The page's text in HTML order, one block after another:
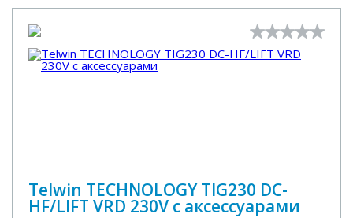
Telwin TECHNOLOGY TIG230 DC-
HF/LIFT VRD 230V с аксессуарами